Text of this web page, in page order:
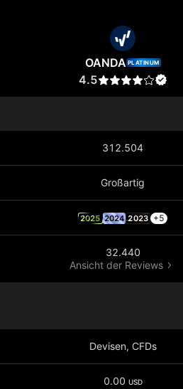
OANDA PLATINUM
4.5
312.504
Großartig
2025 2024 2023 +5
32.440
Ansicht der Reviews
Devisen, CFDs
0.00 USD